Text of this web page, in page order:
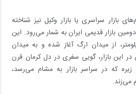
بازار سراسری یا بازار وکیل نیز شناخته
بازار قدیمی ایران به شمار می‌رود. این
با طول حدود ۱.۵ کیلومتر، از میدان ارگ آغاز شده و به میدان
این بازار، گویی سفری در دل کرمان قرن
که در سراسر بازار به مشام می‌رسد،
می‌زند.